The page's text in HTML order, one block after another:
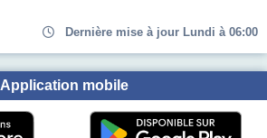
Dernière mise à jour Lundi à 06:00
Application mobile